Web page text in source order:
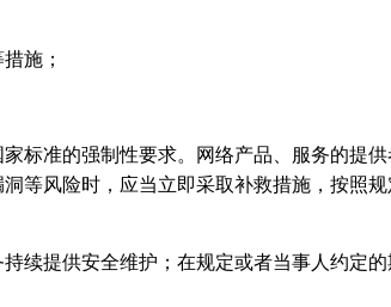
施；
标准的强制性要求。网络产品、服务的提供
等风险时，应当立即采取补救措施，按照规
续提供安全维护；在规定或者当事人约定